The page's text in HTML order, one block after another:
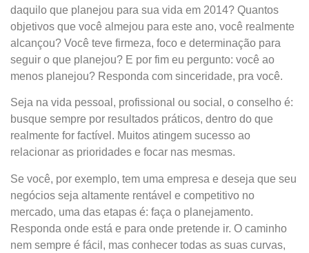
daquilo que planejou para sua vida em 2014? Quantos
objetivos que você almejou para este ano, você realmente
alcançou? Você teve firmeza, foco e determinação para
seguir o que planejou? E por fim eu pergunto: você ao
menos planejou? Responda com sinceridade, pra você.
Seja na vida pessoal, profissional ou social, o conselho é:
busque sempre por resultados práticos, dentro do que
realmente for factível. Muitos atingem sucesso ao
relacionar as prioridades e focar nas mesmas.
Se você, por exemplo, tem uma empresa e deseja que seu
negócios seja altamente rentável e competitivo no
mercado, uma das etapas é: faça o planejamento.
Responda onde está e para onde pretende ir. O caminho
nem sempre é fácil, mas conhecer todas as suas curvas,